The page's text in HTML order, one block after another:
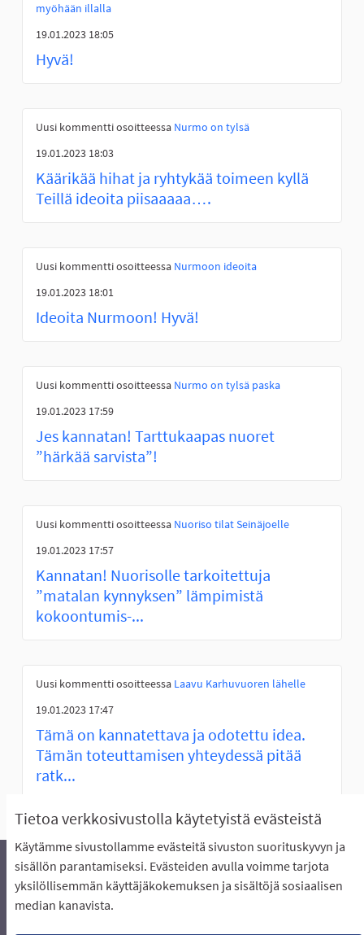
Tietoa verkkosivustolla käytetyistä evästeistä
Käytämme sivustollamme evästeitä sivuston suorituskyvyn ja
sisällön parantamiseksi. Evästeiden avulla voimme tarjota
yksilöllisemmän käyttäjäkokemuksen ja sisältöjä sosiaalisen
median kanavista.
myöhään illalla
19.01.2023 18:05
Hyvä!
Uusi kommentti osoitteessa Nurmo on tylsä
19.01.2023 18:03
Käärikää hihat ja ryhtykää toimeen kyllä
Teillä ideoita piisaaaaa….
Uusi kommentti osoitteessa Nurmoon ideoita
19.01.2023 18:01
Ideoita Nurmoon! Hyvä!
Uusi kommentti osoitteessa Nurmo on tylsä paska
19.01.2023 17:59
Jes kannatan! Tarttukaapas nuoret
”härkää sarvista”!
Uusi kommentti osoitteessa Nuoriso tilat Seinäjoelle
19.01.2023 17:57
Kannatan! Nuorisolle tarkoitettuja
”matalan kynnyksen” lämpimistä
kokoontumis-...
Uusi kommentti osoitteessa Laavu Karhuvuoren lähelle
19.01.2023 17:47
Tämä on kannatettava ja odotettu idea.
Tämän toteuttamisen yhteydessä pitää
ratk...
Äänestyksen pikaohjeet
Usein kysytyt kysymykset
Näin äänestät Asukasbudjetissa